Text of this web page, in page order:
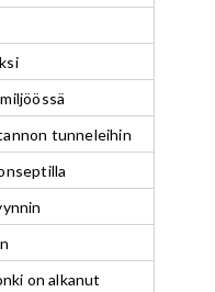
tunneleihin
on alkanut